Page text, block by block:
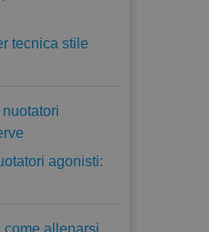
tecnica stile
agonisti: